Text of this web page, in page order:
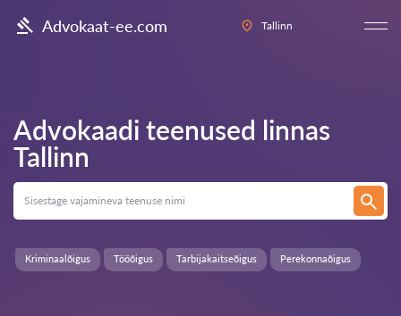
Advokaat-ee.com Tallinn
Advokaadi teenused linnas
Tallinn
Perekonnaõigus
Kriminaalõigus Tööõigus Tarbijakaitseõigus